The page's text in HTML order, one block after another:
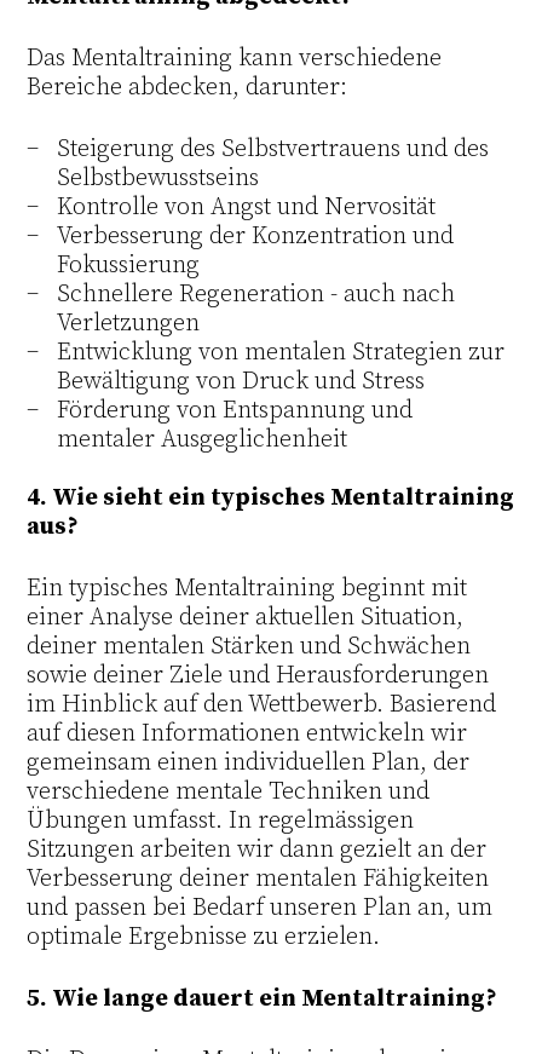
Das Mentaltraining kann verschiedene
Bereiche abdecken, darunter:
Steigerung des Selbstvertrauens und des
Selbstbewusstseins
Kontrolle von Angst und Nervosität
Verbesserung der Konzentration und
Fokussierung
Schnellere Regeneration - auch nach
Verletzungen
Entwicklung von mentalen Strategien zur
Bewältigung von Druck und Stress
Förderung von Entspannung und
mentaler Ausgeglichenheit
4. Wie sieht ein typisches Mentaltraining
aus?
Ein typisches Mentaltraining beginnt mit
einer Analyse deiner aktuellen Situation,
deiner mentalen Stärken und Schwächen
sowie deiner Ziele und Herausforderungen
im Hinblick auf den Wettbewerb. Basierend
auf diesen Informationen entwickeln wir
gemeinsam einen individuellen Plan, der
verschiedene mentale Techniken und
Übungen umfasst. In regelmässigen
Sitzungen arbeiten wir dann gezielt an der
Verbesserung deiner mentalen Fähigkeiten
und passen bei Bedarf unseren Plan an, um
optimale Ergebnisse zu erzielen.
5. Wie lange dauert ein Mentaltraining?